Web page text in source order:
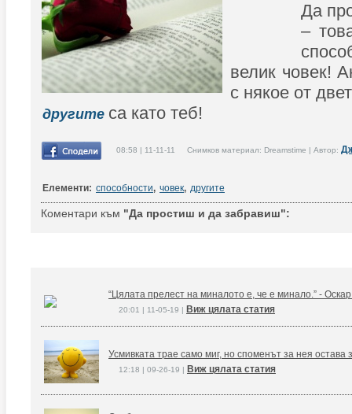
Да
–
велик човек!
с някое от
другите са като теб!
08:58 | 11-11-11 Снимков материал: Dreamstime | Автор:
Елементи: способности, човек, другите
Коментари към "Да простиш и да забравиш":
“Цялата прелест на миналото е, че е минало.” -
20:01 | 11-05-19 | Виж цялата статия
Усмивката трае само миг, но споменът за нея остава
12:18 | 09-26-19 | Виж цялата статия